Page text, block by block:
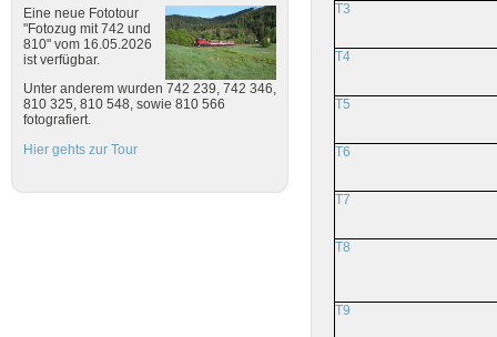
Eine neue Fototour
"Fotozug mit 742 und
810" vom 16.05.2026
ist verfügbar.
Unter anderem wurden 742 239, 742 346,
810 325, 810 548, sowie 810 566
fotografiert.
Hier gehts zur Tour
T3
T4
T5
T6
T7
T8
T9